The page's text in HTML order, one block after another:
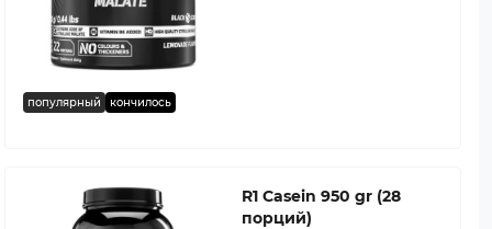
популярный кончилось
R1 Casein 950 gr (28
порций)